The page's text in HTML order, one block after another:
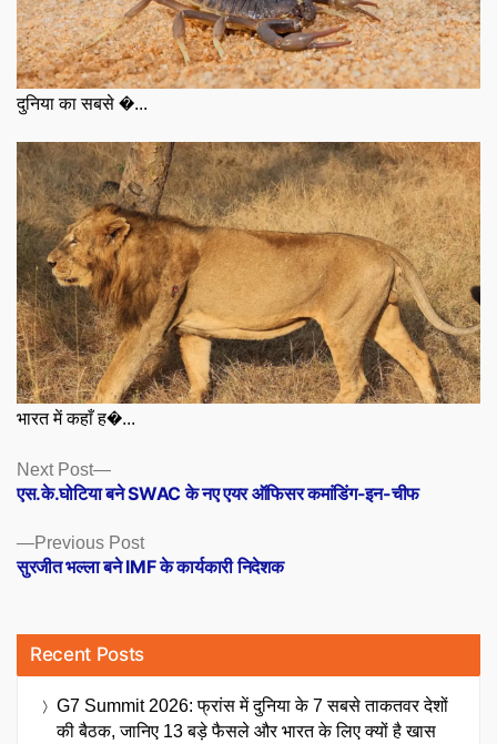
दुनिया का सबसे �...
भारत में कहाँ ह�...
Posts
navigation
Previous PostPrevious
post:
सुरजीत भल्ला बने IMF के कार्यकारी निदेशक
Next Post
Next
post:
एस.के.घोटिया बने SWAC के नए एयर ऑफिसर कमांडिंग-इन-चीफ
Recent Posts
G7 Summit 2026: फ्रांस में दुनिया के 7 सबसे ताकतवर देशों
की बैठक, जानिए 13 बड़े फैसले और भारत के लिए क्यों है खास